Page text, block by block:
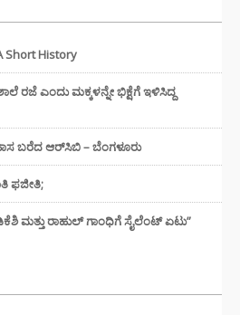
Short History
ರಜೆ ಎಂದು ಮಕ್ಕಳನ್ನೇ ಭಿಕ್ಷೆಗೆ ಇಳಿಸಿದ್ದ
ಬರೆದ ಆರ್‌ಸಿಬಿ – ಬೆಂಗಳೂರು
ಫಜೀತಿ;
ಮತ್ತು ರಾಹುಲ್‌ ಗಾಂಧಿಗೆ ಸೈಲೆಂಟ್ ಏಟು”